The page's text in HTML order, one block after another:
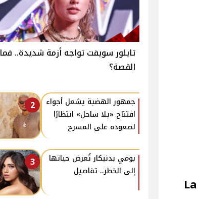
الارتباط بين الموضة والتصوير الفوتوغرافي في معرض La
تايلور سويفت تواجه أزمة شديدة.. فما
القصة؟
2
جمهور الهضبة يشعل أجواء
افتتاح «يلا ساحل» انتظارًا
لصعوده على المسرح
3
بومي بدنيكار تُعرض حياتها
إلى الخطر.. تفاصيل